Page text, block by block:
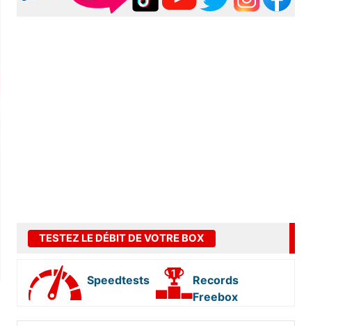
TESTEZ LE DÉBIT DE VOTRE BOX
Speedtests
Records
Freebox